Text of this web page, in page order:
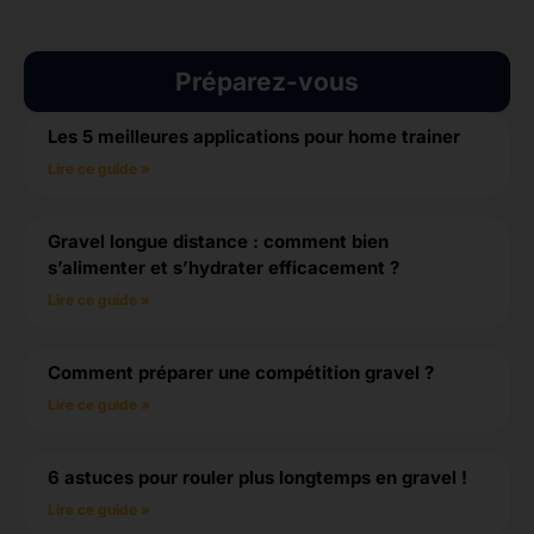
Préparez-vous
Les 5 meilleures applications pour home trainer
Lire ce guide »
Gravel longue distance : comment bien
s’alimenter et s’hydrater efficacement ?
Lire ce guide »
Comment préparer une compétition gravel ?
Lire ce guide »
6 astuces pour rouler plus longtemps en gravel !
Lire ce guide »